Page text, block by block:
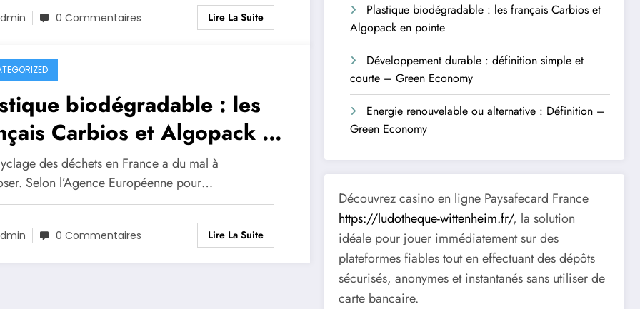
0 Commentaires Lire La Suite
biodégradable : les
Carbios et Algopack en
des déchets en France a du mal à
Selon l’Agence Européenne pour…
0 Commentaires Lire La Suite
Plastique biodégradable : les français Carbios et
Algopack en pointe
Développement durable : définition simple et
courte – Green Economy
Energie renouvelable ou alternative : Définition –
Green Economy
Découvrez casino en ligne Paysafecard France
https://ludotheque-wittenheim.fr/, la solution
idéale pour jouer immédiatement sur des
plateformes fiables tout en effectuant des dépôts
sécurisés, anonymes et instantanés sans utiliser de
carte bancaire.